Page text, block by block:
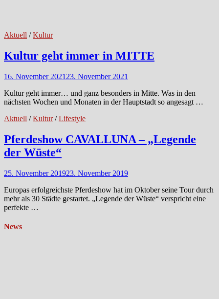
Aktuell /Kultur
Kultur geht immer in MITTE
16. November 2021 23. November 2021
Kultur geht immer… und ganz besonders in Mitte. Was in den
nächsten Wochen und Monaten in der Hauptstadt so angesagt …
Aktuell /Kultur/Lifestyle
Pferdeshow CAVALLUNA – „Legende
der Wüste“
25. November 201923. November 2019
Europas erfolgreichste Pferdeshow hat im Oktober seine Tour durch
mehr als 30 Städte gestartet. „Legende der Wüste“ verspricht eine
perfekte …
News